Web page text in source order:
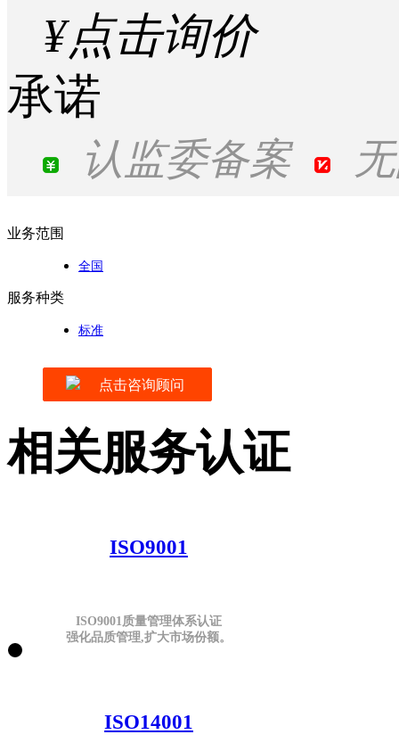
¥点击询价
承诺
认监委备案
业务范围
全国
服务种类
标准
点击咨询顾问
相关服务认证
ISO9001
ISO9001质量管理体系认证
强化品质管理,扩大市场份额。
ISO14001